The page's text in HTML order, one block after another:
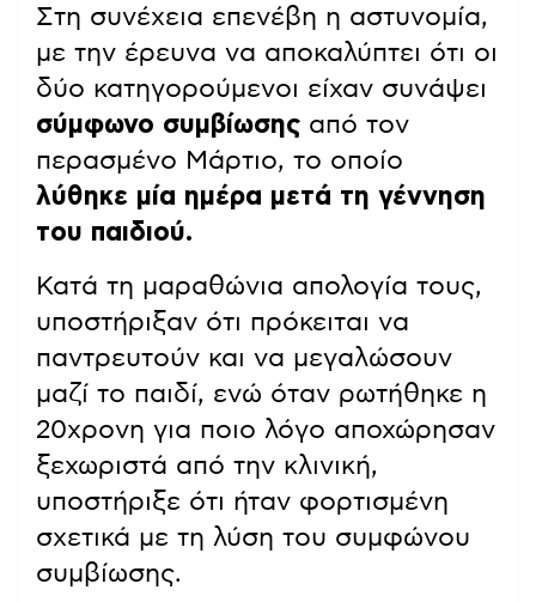
Στη συνέχεια επενέβη η αστυνομία,
με την έρευνα να αποκαλύπτει ότι οι
δύο κατηγορούμενοι είχαν συνάψει
σύμφωνο συμβίωσης από τον
περασμένο Μάρτιο, το οποίο
λύθηκε μία ημέρα μετά τη γέννηση
του παιδιού.
Κατά τη μαραθώνια απολογία τους,
υποστήριξαν ότι πρόκειται να
παντρευτούν και να μεγαλώσουν
μαζί το παιδί, ενώ όταν ρωτήθηκε η
20χρονη για ποιο λόγο αποχώρησαν
ξεχωριστά από την κλινική,
υποστήριξε ότι ήταν φορτισμένη
σχετικά με τη λύση του συμφώνου
συμβίωσης.